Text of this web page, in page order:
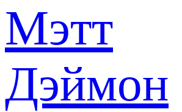
Мэтт
Дэймон